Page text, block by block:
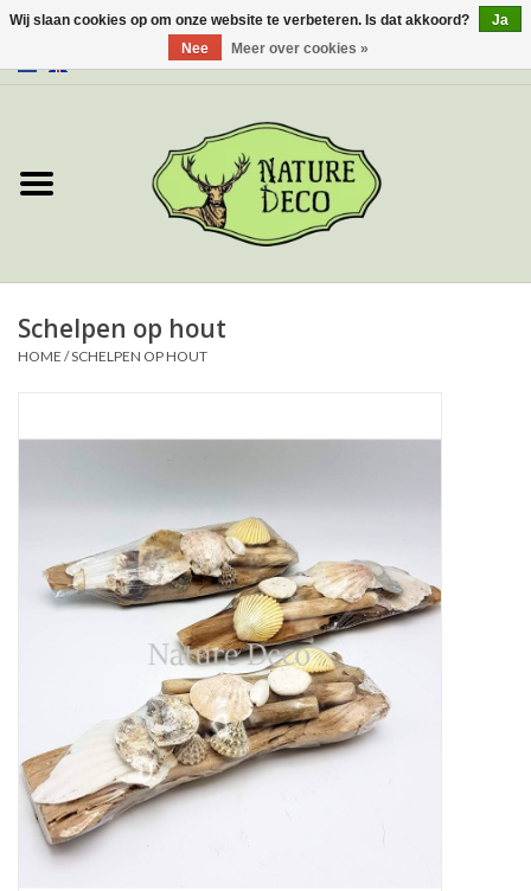
Over ons
Nieuw
Prepareerbenodigdheden
Schedels & skeletten
Huiden & vachten
Opgezette dieren
Schelpen op hout
HOME /SCHELPEN OP HOUT
Wij slaan cookies op om onze website te verbeteren. Is dat akkoord?
Ja
Nee
Meer over cookies »